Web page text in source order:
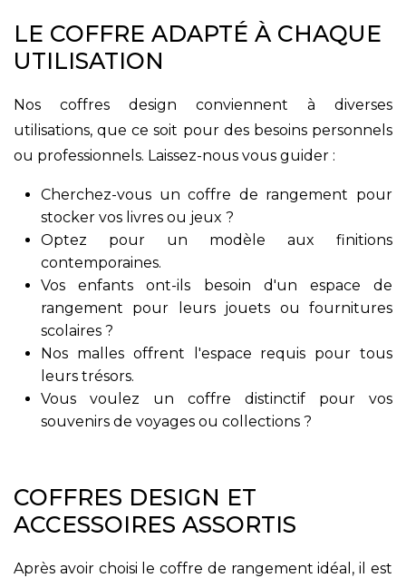
LE COFFRE ADAPTÉ À CHAQUE
UTILISATION
Nos coffres design conviennent à diverses
utilisations, que ce soit pour des besoins personnels
ou professionnels. Laissez-nous vous guider :
Cherchez-vous un coffre de rangement pour
stocker vos livres ou jeux ?
Optez pour un modèle aux finitions
contemporaines.
Vos enfants ont-ils besoin d'un espace de
rangement pour leurs jouets ou fournitures
scolaires ?
Nos malles offrent l'espace requis pour tous
leurs trésors.
Vous voulez un coffre distinctif pour vos
souvenirs de voyages ou collections ?
COFFRES DESIGN ET
ACCESSOIRES ASSORTIS
Après avoir choisi le coffre de rangement idéal, il est